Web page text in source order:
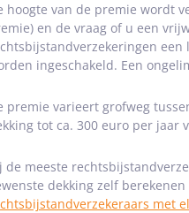
hoogte van de premie wordt
en de vraag of u een
een
ingeschakeld. Een
premie varieert grofweg
tot ca. 300 euro per jaar
de meeste
dekking zelf
met